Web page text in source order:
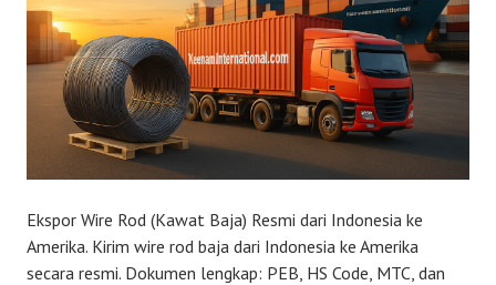
Ekspor Wire Rod (Kawat Baja) Resmi dari Indonesia ke
Amerika. Kirim wire rod baja dari Indonesia ke Amerika
secara resmi. Dokumen lengkap: PEB, HS Code, MTC, dan